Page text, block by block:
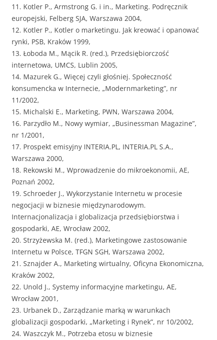
11. Kotler P., Armstrong G. i in., Marketing. Podręcznik
europejski, Felberg SJA, Warszawa 2004,
12. Kotler P., Kotler o marketingu. Jak kreować i opanować
rynki, PSB, Kraków 1999,
13. Łoboda M., Mącik R. (red.), Przedsiębiorczość
internetowa, UMCS, Lublin 2005,
14. Mazurek G., Więcej czyli głośniej. Społeczność
konsumencka w Internecie, „Modernmarketing”, nr
11/2002,
15. Michalski E., Marketing, PWN, Warszawa 2004,
16. Parzydło M., Nowy wymiar, „Businessman Magazine”,
nr 1/2001,
17. Prospekt emisyjny INTERIA.PL, INTERIA.PL S.A.,
Warszawa 2000,
18. Rekowski M., Wprowadzenie do mikroekonomii, AE,
Poznań 2002,
19. Schroeder J., Wykorzystanie Internetu w procesie
negocjacji w biznesie międzynarodowym.
Internacjonalizacja i globalizacja przedsiębiorstwa i
gospodarki, AE, Wrocław 2002,
20. Strzyżewska M. (red.), Marketingowe zastosowanie
Internetu w Polsce, TFGN SGH, Warszawa 2002,
21. Sznajder A., Marketing wirtualny, Oficyna Ekonomiczna,
Kraków 2002,
22. Unold J., Systemy informacyjne marketingu, AE,
Wrocław 2001,
23. Urbanek D., Zarządzanie marką w warunkach
globalizacji gospodarki, „Marketing i Rynek”, nr 10/2002,
24. Waszczyk M., Potrzeba etosu w biznesie